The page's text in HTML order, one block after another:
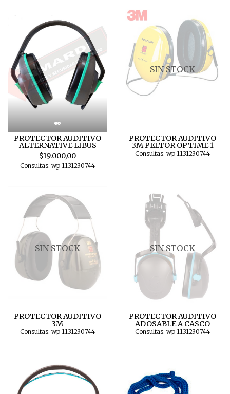
PROTECTOR AUDITIVO
ALTERNATIVE LIBUS
$19.000,00
Consultas: wp 1131230744
SIN STOCK
PROTECTOR AUDITIVO
3M PELTOR OPTIME 1
Consultas: wp 1131230744
SIN STOCK
PROTECTOR AUDITIVO
3M
Consultas: wp 1131230744
SIN STOCK
PROTECTOR AUDITIVO
ADOSABLE A CASCO
Consultas: wp 1131230744